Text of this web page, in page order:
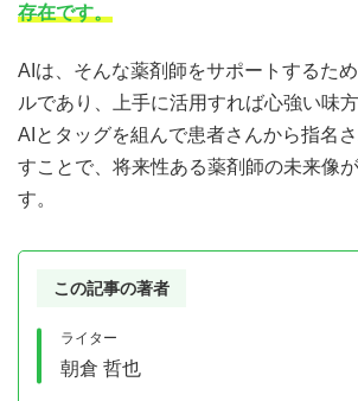
存在です。
AIは、そんな薬剤師をサポートするた
ルであり、上手に活用すれば心強い味
AIとタッグを組んで患者さんから指名
すことで、将来性ある薬剤師の未来像
す。
この記事の著者
ライター
朝倉 哲也